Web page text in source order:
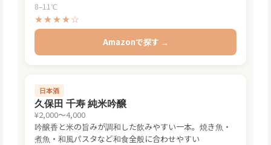
8–11℃
★★★★☆
Amazonで探す →
日本酒
久保田 千寿 純米吟醸
¥2,000〜4,000
吟醸香と米の旨みが調和した飲みやすい一本。焼き魚・
煮魚・和風パスタなど和食全般に合わせやすい